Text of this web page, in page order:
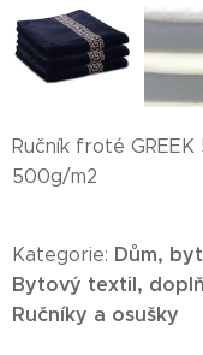
Ručník froté
500g/m2
Kategorie: Dům,
Bytový textil,
Ručníky a osušky